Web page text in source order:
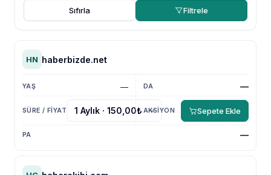
Sıfırla Filtrele
HN haberbizde.net
— —
—
Sepete Ekle